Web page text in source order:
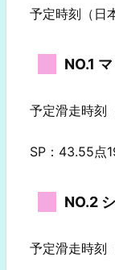
予定時刻（日
NO.1
予定滑走時刻
SP：43.55点
NO.2
予定滑走時刻